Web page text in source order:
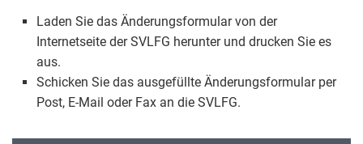
Laden Sie das Änderungsformular von der
Internetseite der SVLFG herunter und drucken Sie es
aus.
Schicken Sie das ausgefüllte Änderungsformular per
Post, E-Mail oder Fax an die SVLFG.